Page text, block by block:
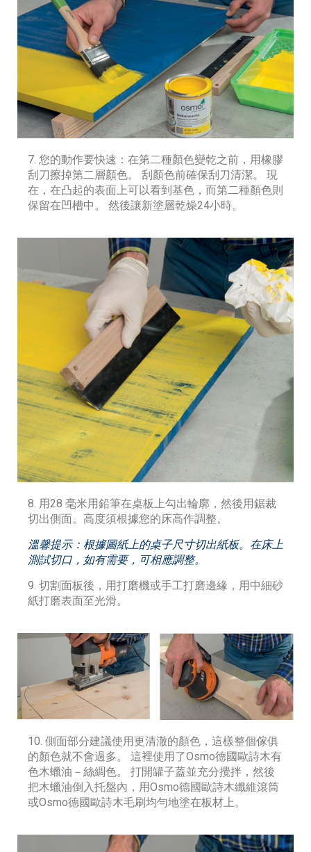
7. 您的動作要快速：在第二種顏色變乾之前，用橡膠
刮刀擦掉第二層顏色。 刮顏色前確保刮刀清潔。 現
在，在凸起的表面上可以看到基色，而第二種顏色則
保留在凹槽中。 然後讓新塗層乾燥24小時。
8. 用28 毫米用鉛筆在桌板上勾出輪廓，然後用鋸裁
切出側面。高度須根據您的床高作調整。
溫馨提示：根據圖紙上的桌子尺寸切出紙板。在床上
測試切口，如有需要，可相應調整。
9. 切割面板後，用打磨機或手工打磨邊緣，用中細砂
紙打磨表面至光滑。
10. 側面部分建議使用更清澈的顏色，這樣整個傢俱
的顏色就不會過多。 這裡使用了Osmo德國歐詩木有
色木蠟油－絲綢色。 打開罐子蓋並充分攪拌，然後
把木蠟油倒入托盤內，用Osmo德國歐詩木纖維滾筒
或Osmo德國歐詩木毛刷均勻地塗在板材上。